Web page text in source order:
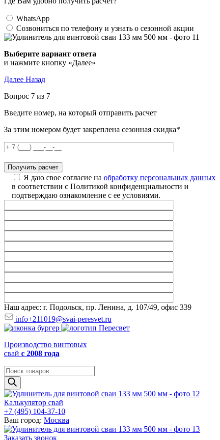
WhatsApp
Созвониться по телефону и узнать о сезонной акции
Выберите вариант ответа
и нажмите кнопку «Далее»
Далее Назад
Вопрос 7 из 7
Введите номер, на который отправить расчет
За этим номером будет закреплена сезонная скидка*
Я даю свое согласие на обработку персональных данных
в соответствии с Политикой конфиденциальности и
подтверждаю ознакомление с ее условиями.
Наш адрес: г. Подольск, пр. Ленина, д. 107/49, офис 339
info+211019@svai-peresvet.ru
Производство винтовых
свай с 2008 года
Поиск
товаров
Калькулятор свай
+7 (495) 104-37-10
Ваш город: Москва
Заказать звонок